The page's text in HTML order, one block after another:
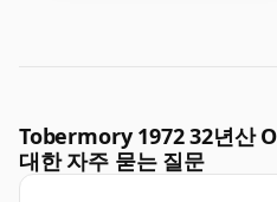
Tobermory 1972 32년산
대한 자주 묻는 질문